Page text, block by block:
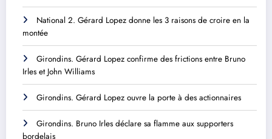
National 2. Gérard Lopez donne les 3 raisons de croire en la
montée
Girondins. Gérard Lopez confirme des frictions entre Bruno
Irles et John Williams
Girondins. Gérard Lopez ouvre la porte à des actionnaires
Girondins. Bruno Irles déclare sa flamme aux supporters
bordelais